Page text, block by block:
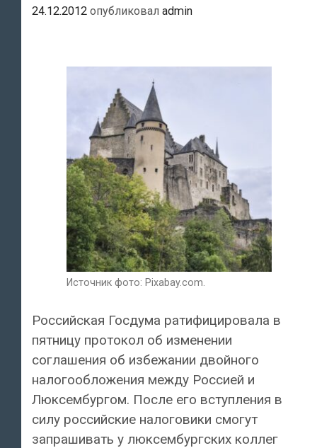
24.12.2012 опубликовал admin
Источник фото: Pixabay.com.
Российская Госдума ратифицировала в
пятницу протокол об изменении
соглашения об избежании двойного
налогообложения между Россией и
Люксембургом. После его вступления в
силу российские налоговики смогут
запрашивать у люксембургских коллег